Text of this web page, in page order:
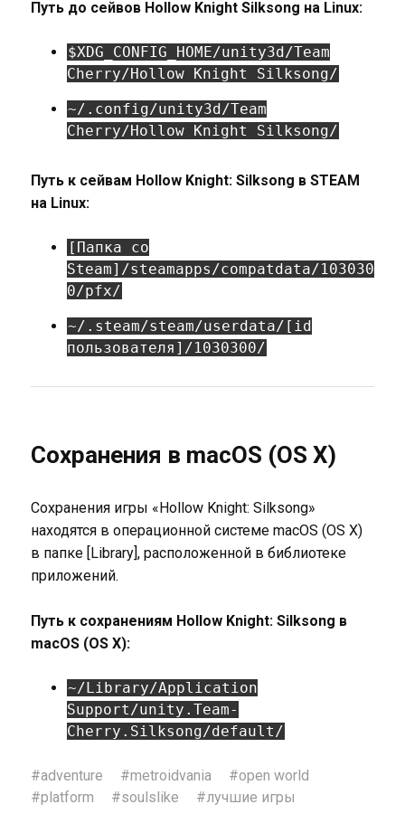
Путь до сейвов Hollow Knight Silksong на Linux:
$XDG_CONFIG_HOME/unity3d/Team
Cherry/Hollow Knight Silksong/
~/.config/unity3d/Team
Cherry/Hollow Knight Silksong/
Путь к сейвам Hollow Knight: Silksong в STEAM
на Linux:
[Папка со
Steam]/steamapps/compatdata/103030
0/pfx/
~/.steam/steam/userdata/[id
пользователя]/1030300/
Сохранения в macOS (OS X)
Сохранения игры «Hollow Knight: Silksong»
находятся в операционной системе macOS (OS X)
в папке [Library], расположенной в библиотеке
приложений.
Путь к сохранениям Hollow Knight: Silksong в
macOS (OS X):
~/Library/Application
Support/unity.Team-
Cherry.Silksong/default/
#adventure #metroidvania #open world
#platform #soulslike #лучшие игры